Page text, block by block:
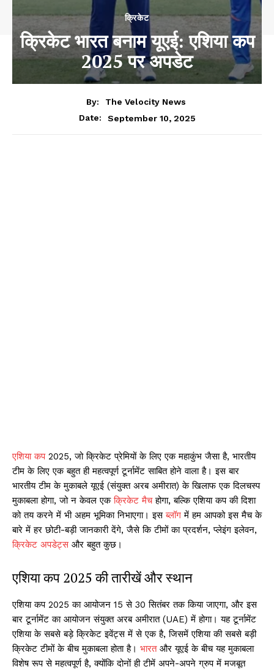
क्रिकेट
क्रिकेट भारत बनाम यूएई: एशिया कप
2025 पर अपडेट
By:
The Velocity News
Date:
September 10, 2025
एशिया कप2025, जो क्रिकेट प्रेमियों के लिए एक महाकुंभ जैसा है, भारतीय
टीम के लिए एक बहुत ही महत्वपूर्ण टूर्नामेंट साबित होने वाला है। इस बार
भारतीय टीम के मुकाबले यूएई (संयुक्त अरब अमीरात) के खिलाफ एक दिलचस्प
मुकाबला होगा, जो न केवल एकक्रिकेट मैचहोगा, बल्कि एशिया कप की दिशा
को तय करने में भी अहम भूमिका निभाएगा। इसब्लॉग में हम आपको इस मैच के
बारे में हर छोटी-बड़ी जानकारी देंगे, जैसे कि टीमों का प्रदर्शन, प्लेइंग इलेवन,
क्रिकेट अपडेट्सऔर बहुत कुछ।
एशिया कप 2025 की तारीखें और स्थान
एशिया कप 2025 का आयोजन 15 से 30 सितंबर तक किया जाएगा, और इस
बार टूर्नामेंट का आयोजन संयुक्त अरब अमीरात (UAE) में होगा। यह टूर्नामेंट
एशिया के सबसे बड़े क्रिकेट इवेंट्स में से एक है, जिसमें एशिया की सबसे बड़ी
क्रिकेट टीमों के बीच मुकाबला होता है। भारतऔर यूएई के बीच यह मुकाबला
विशेष रूप से महत्वपूर्ण है, क्योंकि दोनों ही टीमें अपने-अपने ग्रुप में मजबूत